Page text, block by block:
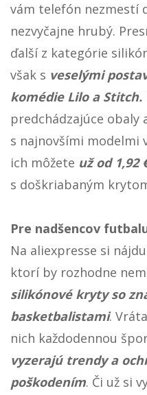
vám telefón nezmestí
nezvyčajne hrubý.
ďalší z kategórie
však s veselými
komédie Lilo a Stitch.
predchádzajúce
s najnovšími modelmi
ich môžete už od 1,92
s doškriabaným
Pre nadšencov
Na aliexpresse si
ktorí by rozhodne
silikónové kryty so
basketbalistami.
nich každodennou
vyzerajú trendy a
poškodením. Či už si